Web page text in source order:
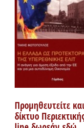
Προμηθευτείτε
δίκτυο